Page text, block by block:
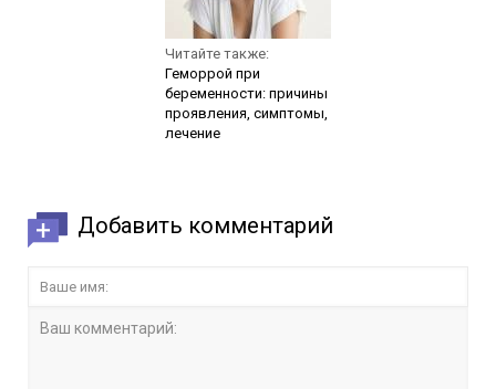
Читайте также:
Геморрой при
беременности: причины
проявления, симптомы,
лечение
Добавить комментарий